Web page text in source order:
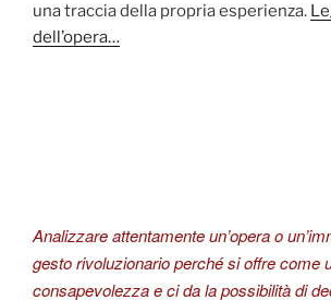
una traccia della propria esperienza.
dell’opera…
Analizzare attentamente un’opera o
gesto rivoluzionario perché si offre come
consapevolezza e ci da la possibilità di